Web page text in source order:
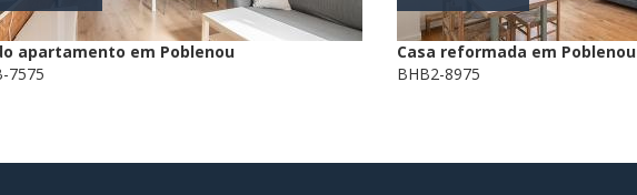
apartamento em Poblenou
7575
Casa reformada em Poblenou
BHB2-8975